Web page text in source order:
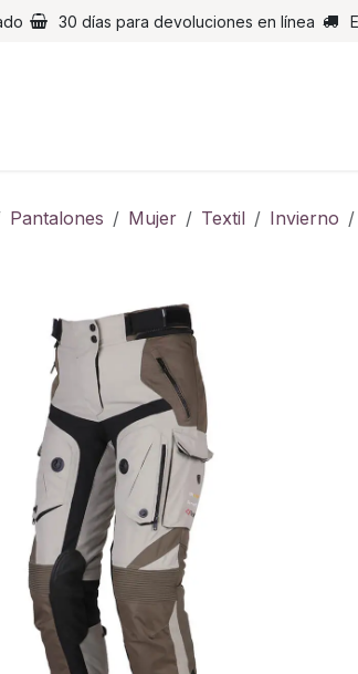
30 días para devoluciones en línea
Pantalones Mujer Textil Invierno